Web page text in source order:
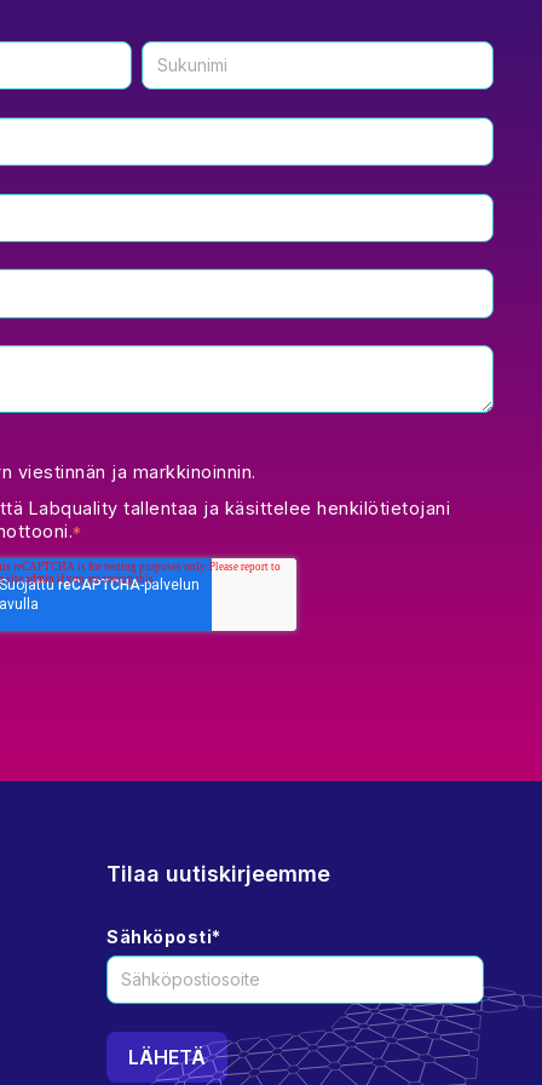
viestinnän ja markkinoinnin.
Labquality tallentaa ja käsittelee henkilötietojani
*
Tilaa uutiskirjeemme
Sähköposti*